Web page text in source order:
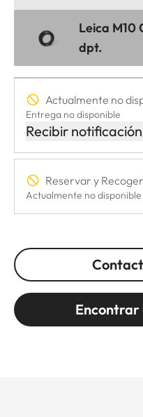
Leica M10
dpt.
Actualmente no
Entrega no disponible
Recibir
Reservar y Recoger
Actualmente no disponible